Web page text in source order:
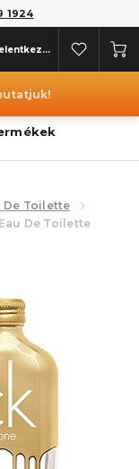
1924
Bejelentkezés
De Toilette
De Toilette